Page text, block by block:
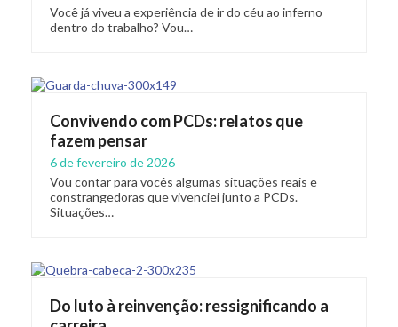
Você já viveu a experiência de ir do céu ao inferno
dentro do trabalho? Vou…
Convivendo com PCDs: relatos que
fazem pensar
6 de fevereiro de 2026
Vou contar para vocês algumas situações reais e
constrangedoras que vivenciei junto a PCDs.
Situações…
Do luto à reinvenção: ressignificando a